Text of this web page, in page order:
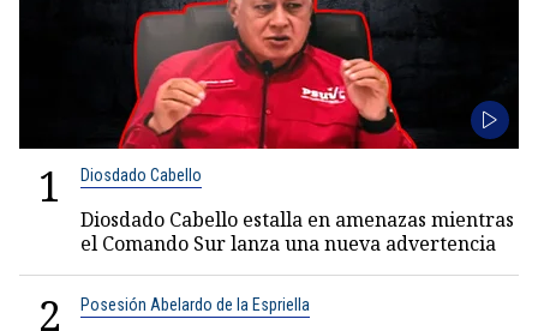
1 Diosdado Cabello
Diosdado Cabello estalla en amenazas mientras
el Comando Sur lanza una nueva advertencia
2 Posesión Abelardo de la Espriella